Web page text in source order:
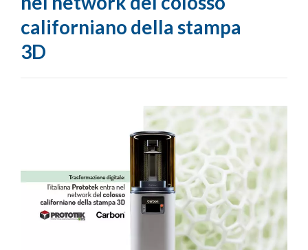
californiano della stampa
3D